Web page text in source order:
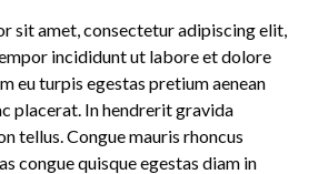
sit amet, consectetur adipiscing elit,
incididunt ut labore et dolore
eu turpis egestas pretium aenean
placerat. In hendrerit gravida
tellus. Congue mauris rhoncus
congue quisque egestas diam in